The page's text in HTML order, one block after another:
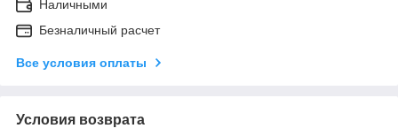
Наличными
Безналичный расчет
Все условия оплаты
Условия возврата